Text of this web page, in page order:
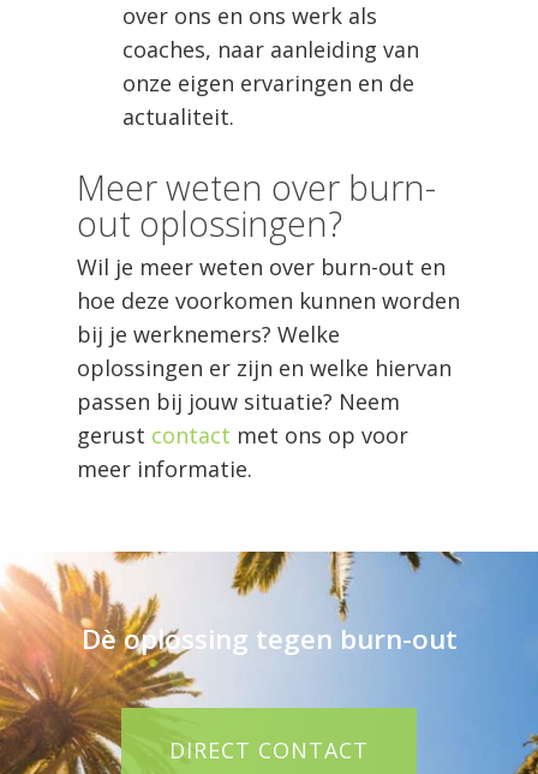
over ons en ons werk als
coaches, naar aanleiding van
onze eigen ervaringen en de
actualiteit.
Meer weten over burn-
out oplossingen?
Wil je meer weten over burn-out en
hoe deze voorkomen kunnen worden
bij je werknemers? Welke
oplossingen er zijn en welke hiervan
passen bij jouw situatie? Neem
gerust contact met ons op voor
meer informatie.
Dè oplossing tegen burn-out
DIRECT CONTACT